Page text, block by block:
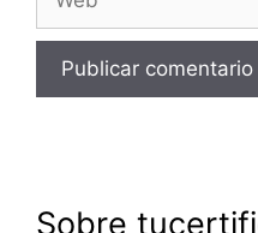
Sobre